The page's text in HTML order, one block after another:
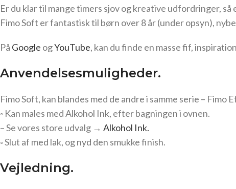
Er du klar til mange timers sjov og kreative udfordringer,
Fimo Soft er fantastisk til børn over 8 år (under opsyn),
På Google ogYouTube, kan du finde en masse fif,
Anvendelsesmuligheder.
Fimo Soft, kan blandes med de andre i samme serie – Fimo
◦ Kan males med Alkohol Ink, efter bagningen i ovnen.
– Se vores store udvalg → Alkohol Ink.
◦ Slut af med lak, og nyd den smukke finish.
Vejledning.